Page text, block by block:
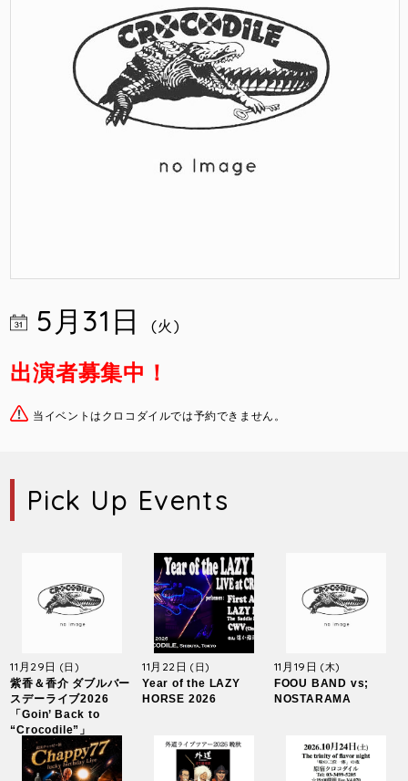
5月31日 (火)
出演者募集中！
当イベントはクロコダイルでは予約できません。
Pick Up Events
11月29日 (日)
紫香＆香介 ダブルバー
スデーライブ2026
「Goin’ Back to
“Crocodile”」
11月22日(日)
Year of the LAZY
HORSE 2026
11月19日 (木)
FOOU BAND vs;
NOSTARAMA